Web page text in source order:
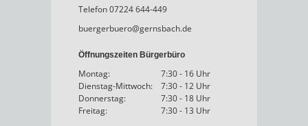
Telefon 07224 644-449
buergerbuero@gernsbach.de
Öffnungszeiten Bürgerbüro
Montag:
7:30 - 16 Uhr
Dienstag-Mittwoch:
7:30 - 12 Uhr
Donnerstag:
7:30 - 18 Uhr
Freitag:
7:30 - 13 Uhr